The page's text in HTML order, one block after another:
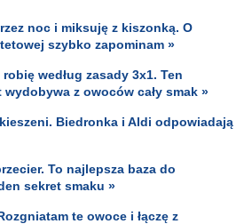
noc i miksuję z kiszonką. O
szybko zapominam »
według zasady 3x1. Ten
z owoców cały smak »
Biedronka i Aldi odpowiadają
To najlepsza baza do
sekret smaku »
te owoce i łączę z